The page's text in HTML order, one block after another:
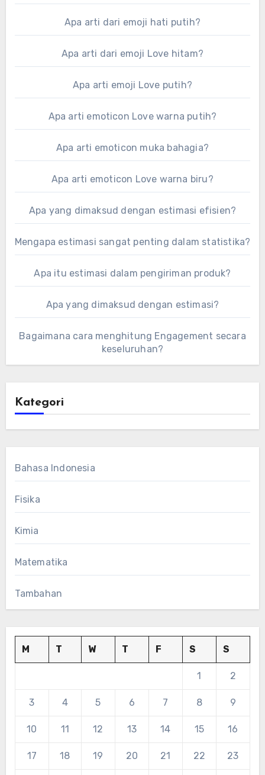
Apa arti dari emoji hati putih?
Apa arti dari emoji Love hitam?
Apa arti emoji Love putih?
Apa arti emoticon Love warna putih?
Apa arti emoticon muka bahagia?
Apa arti emoticon Love warna biru?
Apa yang dimaksud dengan estimasi efisien?
Mengapa estimasi sangat penting dalam statistika?
Apa itu estimasi dalam pengiriman produk?
Apa yang dimaksud dengan estimasi?
Bagaimana cara menghitung Engagement secara
keseluruhan?
Kategori
Bahasa Indonesia
Fisika
Kimia
Matematika
Tambahan
M T W T F S S
1 2
3 4 5 6 7 8 9
10 11 12 13 14 15 16
17 18 19 20 21 22 23